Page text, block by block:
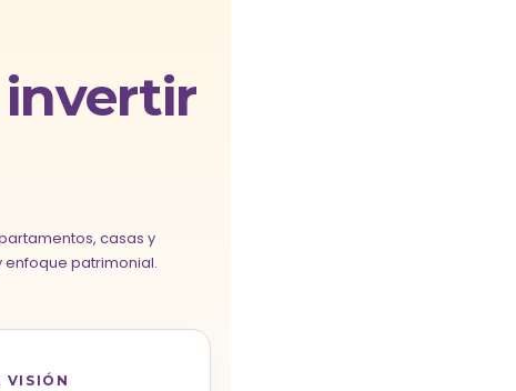
invertir
casas y
enfoque patrimonial.
VISIÓN